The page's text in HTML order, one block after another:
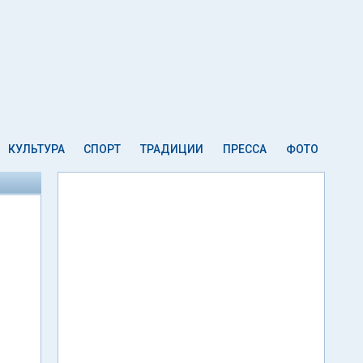
КУЛЬТУРА СПОРТ ТРАДИЦИИ ПРЕССА ФОТО